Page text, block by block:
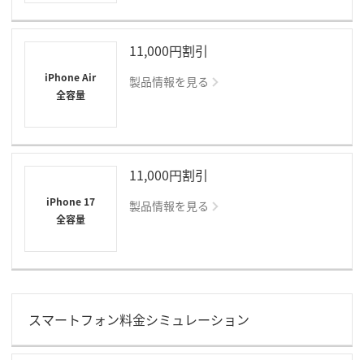
iPhone Air
全容量
11,000円割引
製品情報を見る
iPhone 17
全容量
11,000円割引
製品情報を見る
スマートフォン料金シミュレーション